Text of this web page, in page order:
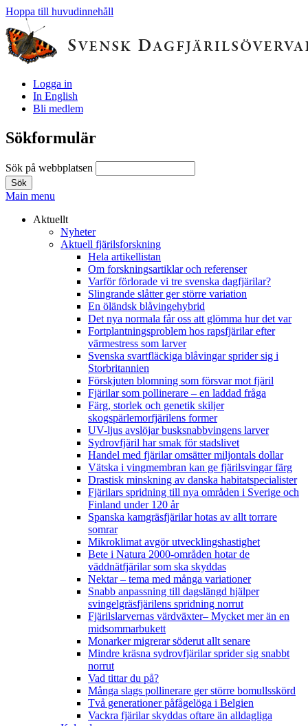
Hoppa till huvudinnehåll
Logga in
In English
Bli medlem
Sökformulär
Sök på webbplatsen
Main menu
Aktuellt
Nyheter
Aktuell fjärilsforskning
Hela artikellistan
Om forskningsartiklar och referenser
Varför förlorade vi tre svenska dagfjärilar?
Slingrande slåtter ger större variation
En öländsk blåvingehybrid
Det nya normala får oss att glömma hur det var
Fortplantningsproblem hos rapsfjärilar efter
värmestress som larver
Svenska svartfläckiga blåvingar sprider sig i
Storbritannien
Förskjuten blomning som försvar mot fjäril
Fjärilar som pollinerare – en laddad fråga
Färg, storlek och genetik skiljer
skogspärlemorfjärilens former
UV-ljus avslöjar busksnabbvingens larver
Sydrovfjäril har smak för stadslivet
Handel med fjärilar omsätter miljontals dollar
Vätska i vingmembran kan ge fjärilsvingar färg
Drastisk minskning av danska habitatspecialister
Fjärilars spridning till nya områden i Sverige och
Finland under 120 år
Spanska kamgräsfjärilar hotas av allt torrare
somrar
Mikroklimat avgör utvecklingshastighet
Bete i Natura 2000-områden hotar de
väddnätfjärilar som ska skyddas
Nektar – tema med många variationer
Snabb anpassning till dagslängd hjälper
svingelgräsfjärilens spridning norrut
Fjärilslarvernas värdväxter– Mycket mer än en
midsommarbukett
Monarker migrerar söderut allt senare
Mindre kräsna sydrovfjärilar sprider sig snabbt
norrut
Vad tittar du på?
Många slags pollinerare ger större bomullsskörd
Två generationer påfågelöga i Belgien
Vackra fjärilar skyddas oftare än alldagliga